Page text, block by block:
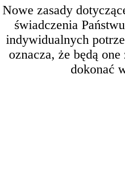
Nowe zasady
świadczenia
indywidualnych
oznacza, że będą
dokonać